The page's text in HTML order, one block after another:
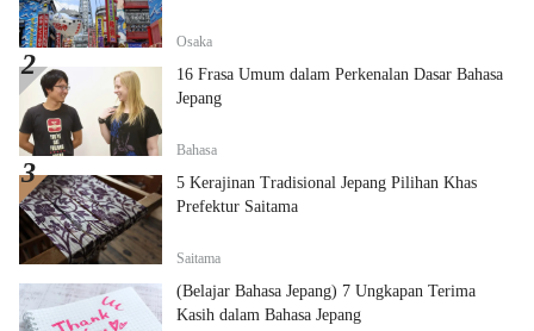
Osaka
16 Frasa Umum dalam Perkenalan Dasar Bahasa
Jepang
Bahasa
5 Kerajinan Tradisional Jepang Pilihan Khas
Prefektur Saitama
Saitama
(Belajar Bahasa Jepang) 7 Ungkapan Terima
Kasih dalam Bahasa Jepang